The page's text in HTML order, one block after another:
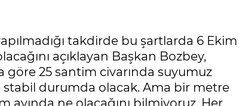
takdirde bu şartlarda 6 Ekim
açıklayan Başkan Bozbey,
göre 25 santim civarında suyumuz
stabil durumda olacak. Ama bir metre